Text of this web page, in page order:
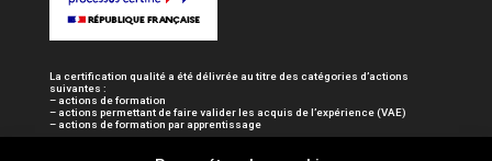
La certification qualité a été délivrée au titre des catégories d’actions
suivantes :
– actions de formation
– actions permettant de faire valider les acquis de l’expérience (VAE)
– actions de formation par apprentissage